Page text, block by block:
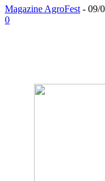
Magazine AgroFest - 09/
0